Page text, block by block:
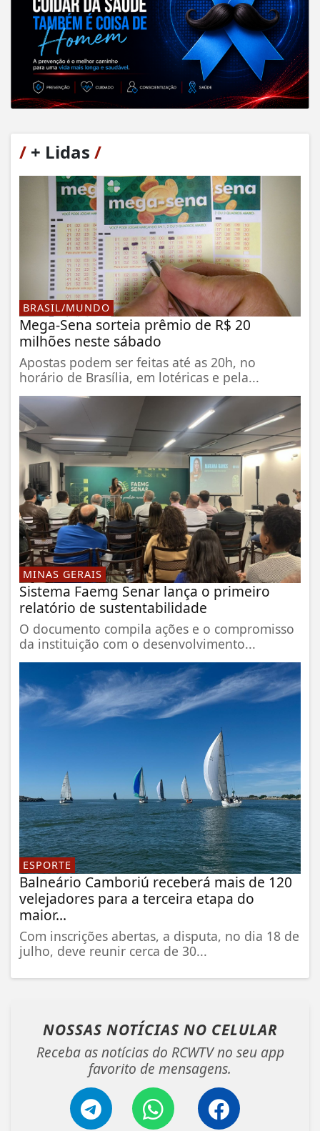
/ + Lidas /
BRASIL/MUNDO
Mega-Sena sorteia prêmio de R$ 20
milhões neste sábado
Apostas podem ser feitas até as 20h, no
horário de Brasília, em lotéricas e pela...
MINAS GERAIS
Sistema Faemg Senar lança o primeiro
relatório de sustentabilidade
O documento compila ações e o compromisso
da instituição com o desenvolvimento...
ESPORTE
Balneário Camboriú receberá mais de 120
velejadores para a terceira etapa do
maior...
Com inscrições abertas, a disputa, no dia 18 de
julho, deve reunir cerca de 30...
NOSSAS NOTÍCIAS NO CELULAR
Receba as notícias do RCWTV no seu app
favorito de mensagens.